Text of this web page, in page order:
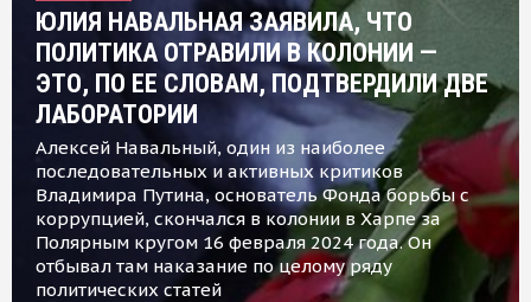
ЮЛИЯ НАВАЛЬНАЯ ЗАЯВИЛА, ЧТО
ПОЛИТИКА ОТРАВИЛИ В КОЛОНИИ —
ЭТО, ПО ЕЕ СЛОВАМ, ПОДТВЕРДИЛИ ДВЕ
ЛАБОРАТОРИИ
Алексей Навальный, один из наиболее
последовательных и активных критиков
Владимира Путина, основатель Фонда борьбы с
коррупцией, скончался в колонии в Харпе за
Полярным кругом 16 февраля 2024 года. Он
отбывал там наказание по целому ряду
политических статей